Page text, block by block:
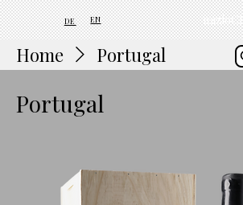
DE EN inizio
Home Portugal
Portugal